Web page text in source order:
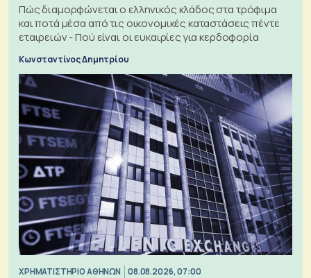
Πώς διαμορφώνεται ο ελληνικός κλάδος στα τρόφιμα
και ποτά μέσα από τις οικονομικές καταστάσεις πέντε
εταιρειών - Πού είναι οι ευκαιρίες για κερδοφορία
Κωνσταντίνος Δημητρίου
XΡΗΜΑΤΙΣΤΗΡΙΟ ΑΘΗΝΩΝ 08.08.2026, 07:00